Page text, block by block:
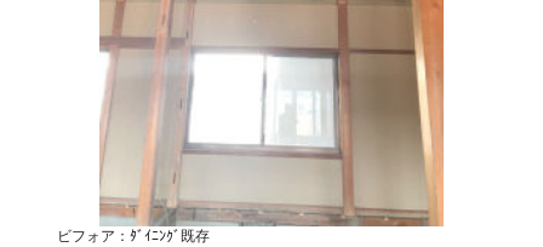
ビフォア：ﾀﾞｲﾆﾝｸﾞ既存